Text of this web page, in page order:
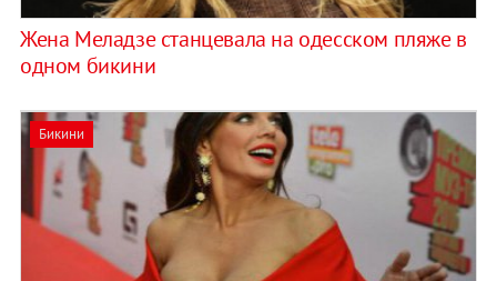
Жена Меладзе станцевала на одесском пляже в
одном бикини
Бикини